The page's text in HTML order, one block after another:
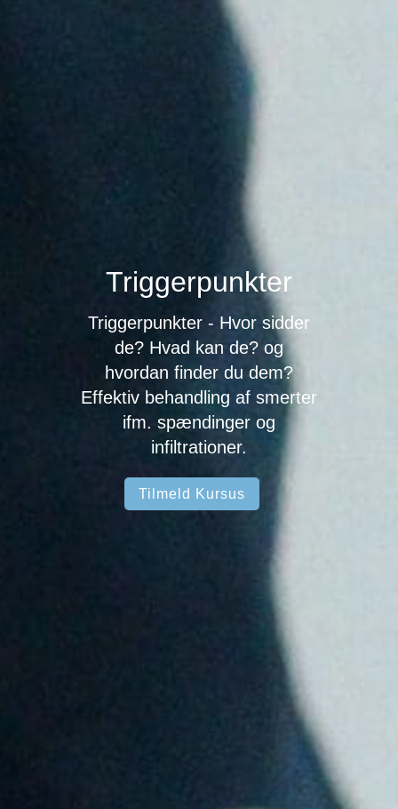
Triggerpunkter
Triggerpunkter - Hvor sidder
de? Hvad kan de? og
hvordan finder du dem?
Effektiv behandling af smerter
ifm. spændinger og
infiltrationer.
Tilmeld Kursus